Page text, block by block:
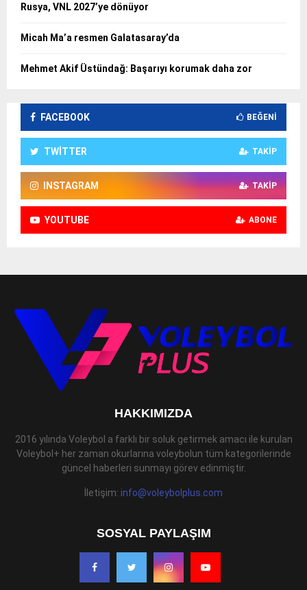
Rusya, VNL 2027’ye dönüyor
Micah Ma’a resmen Galatasaray’da
Mehmet Akif Üstündağ: Başarıyı korumak daha zor
FACEBOOK BEĞENI
TWITTER TAKIP
INSTAGRAM TAKIP
YOUTUBE ABONE
HAKKIMIZDA
2016 yılında Voleybol a farklı bir soluk getirmek amacı ile kurulan
Voleybol+ her zaman okurlarına voleybolun tüm kategorilerinde
güncel haberleri sunmayı görev edinmiştir.
İletişim: info@voleybolplus.com
SOSYAL PAYLAŞIM